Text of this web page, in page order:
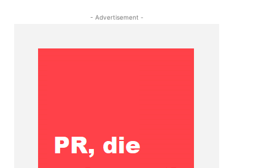
- Advertisement -